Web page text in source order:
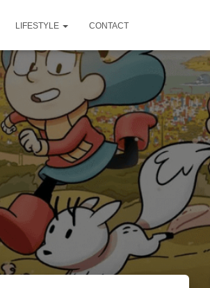
LIFESTYLE CONTACT